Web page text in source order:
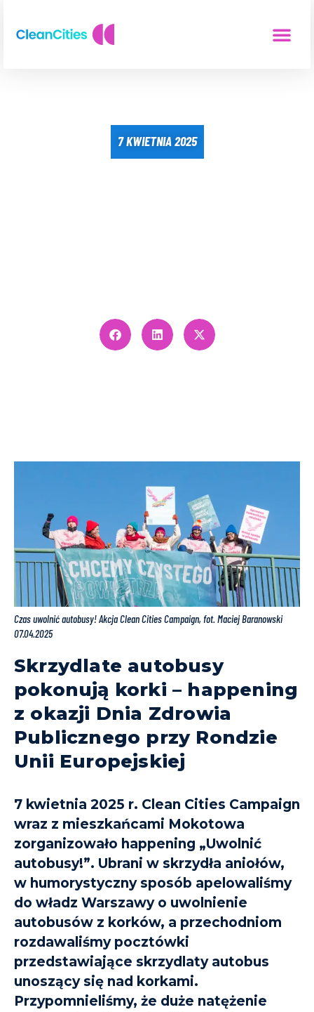
7 KWIETNIA 2025
Czas uwolnić autobusy! Akcja Clean Cities Campaign, fot. Maciej Baranowski
07.04.2025
Skrzydlate autobusy
pokonują korki – happening
z okazji Dnia Zdrowia
Publicznego przy Rondzie
Unii Europejskiej
7 kwietnia 2025 r. Clean Cities Campaign
wraz z mieszkańcami Mokotowa
zorganizowało happening „Uwolnić
autobusy!”. Ubrani w skrzydła aniołów,
w humorystyczny sposób apelowaliśmy
do władz Warszawy o uwolnienie
autobusów z korków, a przechodniom
rozdawaliśmy pocztówki
przedstawiające skrzydlaty autobus
unoszący się nad korkami.
Przypomnieliśmy, że duże natężenie